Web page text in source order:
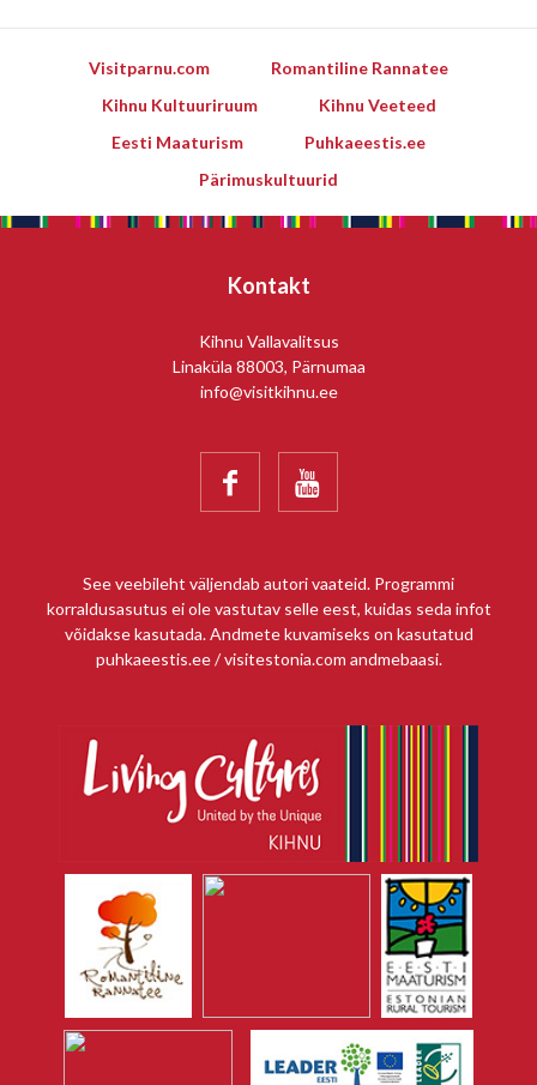
Visitparnu.com
Romantiline Rannatee
Kihnu Kultuuriruum
Kihnu Veeteed
Eesti Maaturism
Puhkaeestis.ee
Pärimuskultuurid
Kontakt
Kihnu Vallavalitsus
Linaküla 88003, Pärnumaa
info@visitkihnu.ee
 
See veebileht väljendab autori vaateid. Programmi
korraldusasutus ei ole vastutav selle eest, kuidas seda infot
võidakse kasutada. Andmete kuvamiseks on kasutatud
puhkaeestis.ee / visitestonia.com andmebaasi.